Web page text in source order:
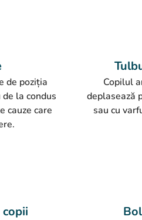
de poziția
la condus
cauze care
Copilul
deplasează
sau cu